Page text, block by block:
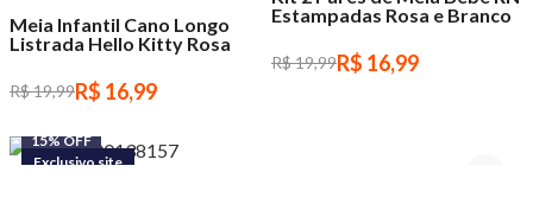
Meia Infantil Cano Longo
Listrada Hello Kitty Rosa
R$ 19,99R$ 16,99
Estampadas Rosa e Branco
R$ 19,99R$ 16,99
15% OFF
Exclusivo site